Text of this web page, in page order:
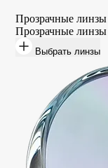
Прозрачные линзы
Прозрачные
Выбрать линзы